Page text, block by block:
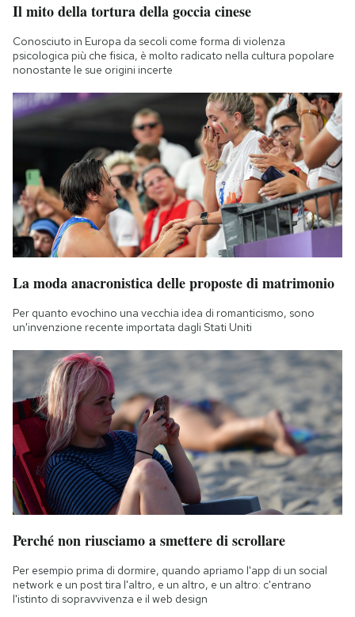
Il mito della tortura della goccia cinese
Conosciuto in Europa da secoli come forma di violenza
psicologica più che fisica, è molto radicato nella cultura popolare
nonostante le sue origini incerte
La moda anacronistica delle proposte di matrimonio
Per quanto evochino una vecchia idea di romanticismo, sono
un'invenzione recente importata dagli Stati Uniti
Perché non riusciamo a smettere di scrollare
Per esempio prima di dormire, quando apriamo l'app di un social
network e un post tira l'altro, e un altro, e un altro: c'entrano
l'istinto di sopravvivenza e il web design